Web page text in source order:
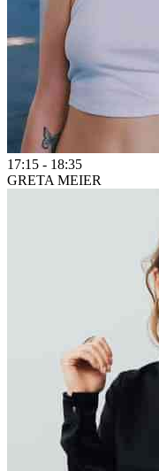
17:15 - 18:35
GRETA MEIER